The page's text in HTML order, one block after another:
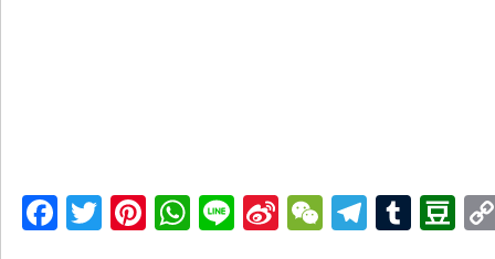
Facebook
TwitterPinterest
WhatsApp
LineSinaWeChat